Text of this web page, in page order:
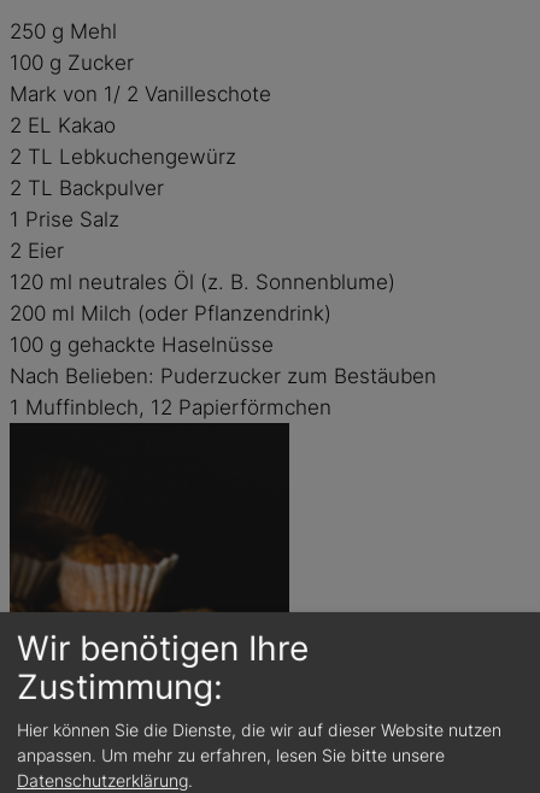
250 g Mehl
100 g Zucker
Mark von 1/ 2 Vanilleschote
2 EL Kakao
2 TL Lebkuchengewürz
2 TL Backpulver
1 Prise Salz
2 Eier
120 ml neutrales Öl (z. B. Sonnenblume)
200 ml Milch (oder Pflanzendrink)
100 g gehackte Haselnüsse
Nach Belieben: Puderzucker zum Bestäuben
1 Muffinblech, 12 Papierförmchen
Wir benötigen Ihre
Zustimmung:
Hier können Sie die Dienste, die wir auf dieser Website nutzen
anpassen. Um mehr zu erfahren, lesen Sie bitte unsere
Datenschutzerklärung.